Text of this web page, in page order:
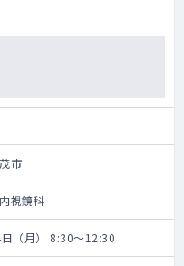
市
視鏡科
（月） 8:30～12:30